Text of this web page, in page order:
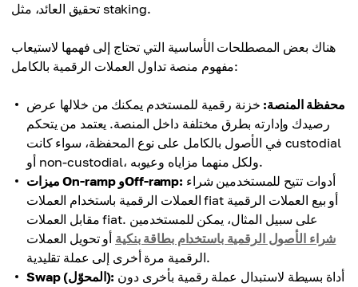
تحقيق العائد، مثل staking.
هناك بعض المصطلحات الأساسية التي تحتاج إلى فهمها لاستيعاب
مفهوم منصة تداول العملات الرقمية بالكامل:
محفظة المنصة: خزنة رقمية للمستخدم يمكنك من خلالها عرض
رصيدك وإدارته بطرق مختلفة داخل المنصة. يعتمد من يتحكم
في الأصول بالكامل على نوع المحفظة، سواء كانت custodial
أو non-custodial، ولكل منهما مزاياه وعيوبه.
ميزات On-ramp وOff-ramp:
العملات الرقمية باستخدام العملات fiat أو بيع العملات الرقمية
مقابل العملات fiat. على سبيل المثال، يمكن للمستخدمين
شراء الأصول الرقمية باستخدام بطاقة بنكية أو تحويل العملات
الرقمية مرة أخرى إلى عملة تقليدية.
Swap (المحوّل):